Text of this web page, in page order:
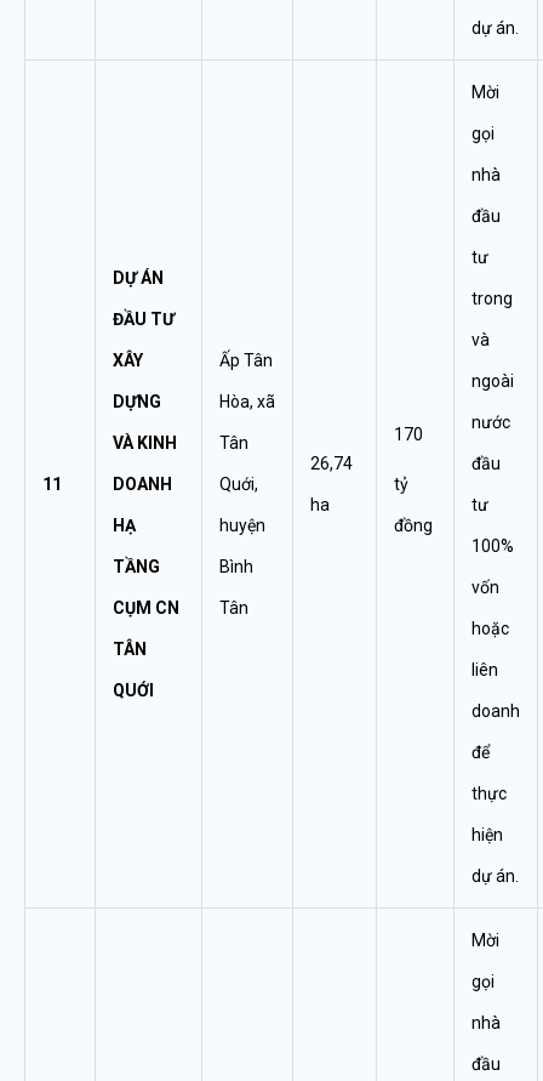
dự án.
11
DỰ ÁN
ĐẦU TƯ
XÂY
DỰNG
VÀ KINH
DOANH
HẠ
TẦNG
CỤM CN
TÂN
QUỚI
Ấp Tân
Hòa, xã
Tân
Quới,
huyện
Bình
Tân
26,74
ha
170
tỷ
đồng
Mời
gọi
nhà
đầu
tư
trong
và
ngoài
nước
đầu
tư
100%
vốn
hoặc
liên
doanh
để
thực
hiện
dự án.
Mời
gọi
nhà
đầu